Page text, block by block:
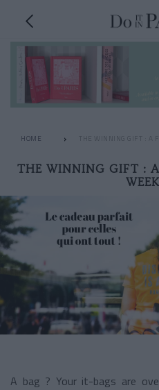
HOME THE WINNING GIFT : A
THE WINNING GIFT :
A bag ? Your it-bags are